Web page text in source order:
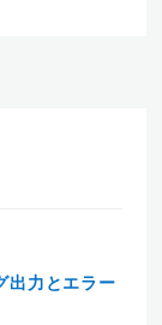
力とエラー